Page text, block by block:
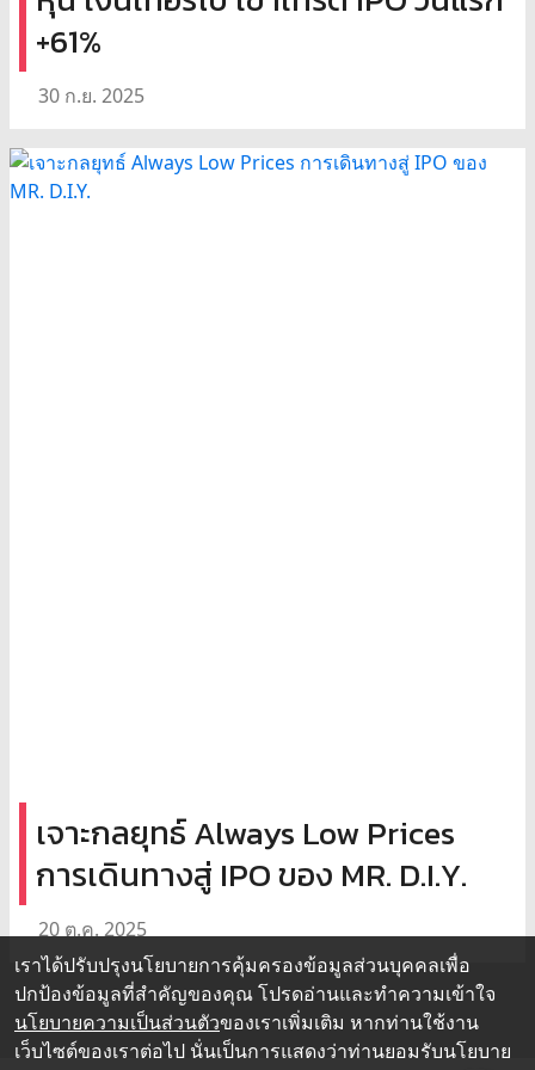
+61%
30 ก.ย. 2025
เจาะกลยุทธ์ Always Low Prices
การเดินทางสู่ IPO ของ MR. D.I.Y.
20 ต.ค. 2025
เราได้ปรับปรุงนโยบายการคุ้มครองข้อมูลส่วนบุคคลเพื่อ
ปกป้องข้อมูลที่สำคัญของคุณ โปรดอ่านและทำความเข้าใจ
นโยบายความเป็นส่วนตัวของเราเพิ่มเติม หากท่านใช้งาน
เว็บไซต์ของเราต่อไป นั่นเป็นการแสดงว่าท่านยอมรับนโยบาย